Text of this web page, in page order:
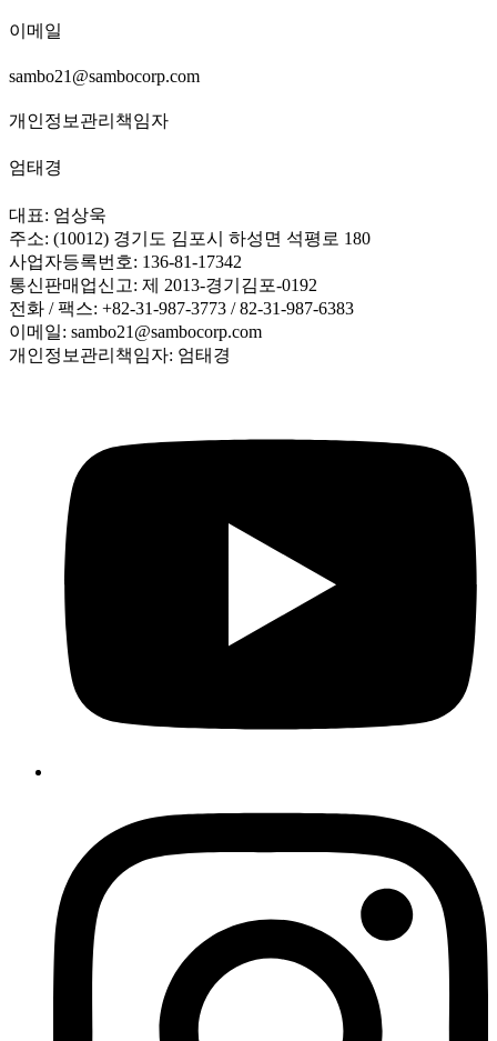
이메일
sambo21@sambocorp.com
개인정보관리책임자
엄태경
대표: 엄상욱
주소: (10012) 경기도 김포시 하성면 석평로 180
사업자등록번호: 136-81-17342
통신판매업신고: 제 2013-경기김포-0192
전화 / 팩스: +82-31-987-3773 / 82-31-987-6383
이메일: sambo21@sambocorp.com
개인정보관리책임자: 엄태경